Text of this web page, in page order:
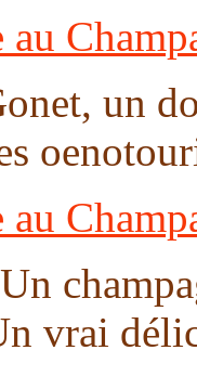
un
au
vrai